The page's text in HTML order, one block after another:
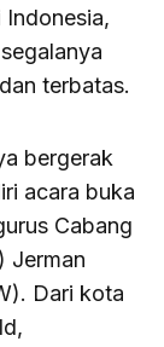
terbatas.
bergerak
acara buka
Cabang
) Jerman
Dari kota